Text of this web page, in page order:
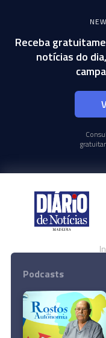
Receba
notícias do
© 2024
Podcasts